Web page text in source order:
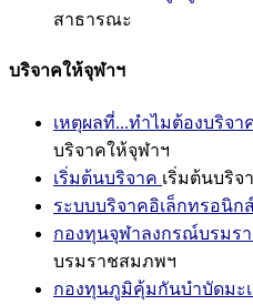
สาธารณะ
บริจาคให้จุฬาฯ
เหตุผลที่...ทำไมต้องบริจา
บริจาคให้จุฬาฯ
เริ่มต้นบริจาค เริ่มต้นบริจ
ระบบบริจาคอิเล็กทรอนิก
กองทุนจุฬาลงกรณ์บรมร
บรมราชสมภพฯ
กองทุนภูมิคุ้มกันบำบัดมะเ